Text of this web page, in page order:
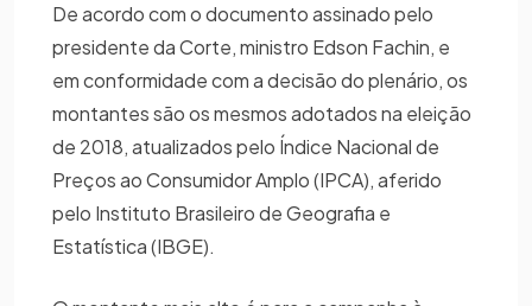
De acordo com o documento assinado pelo
presidente da Corte, ministro Edson Fachin, e
em conformidade com a decisão do plenário, os
montantes são os mesmos adotados na eleição
de 2018, atualizados pelo Índice Nacional de
Preços ao Consumidor Amplo (IPCA), aferido
pelo Instituto Brasileiro de Geografia e
Estatística (IBGE).